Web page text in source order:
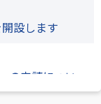
設します
の申請につい